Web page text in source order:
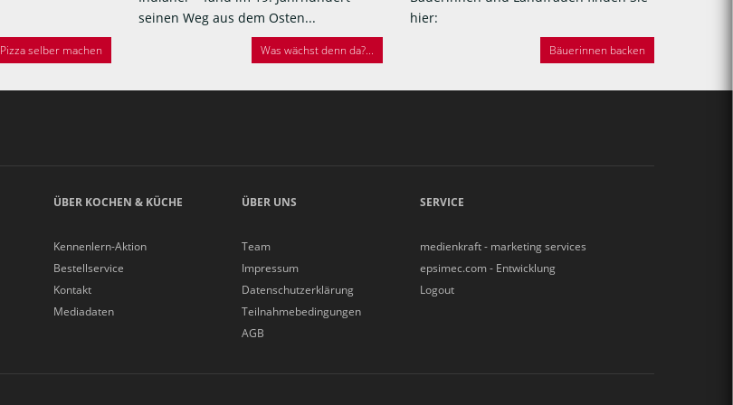
Pizza selber machen
seinen Weg aus dem Osten...
Was wächst denn da?...
hier:
Bäuerinnen backen
ÜBER KOCHEN & KÜCHE
Kennenlern-Aktion
Bestellservice
Kontakt
Mediadaten
ÜBER UNS
Team
Impressum
Datenschutzerklärung
Teilnahmebedingungen
AGB
SERVICE
medienkraft - marketing services
epsimec.com - Entwicklung
Logout